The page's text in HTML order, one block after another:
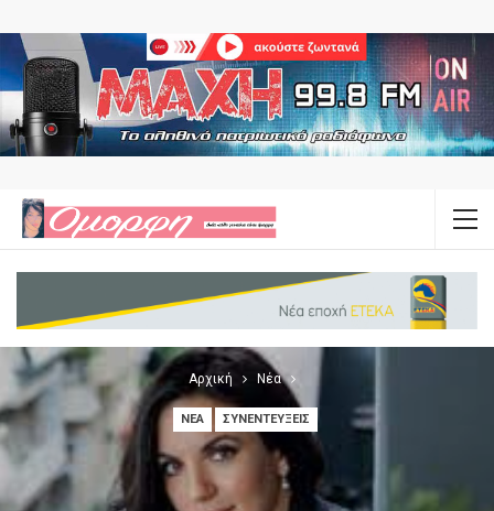
Αρχική Νέα
ΝΈΑ ΣΥΝΕΝΤΕΎΞΕΙΣ